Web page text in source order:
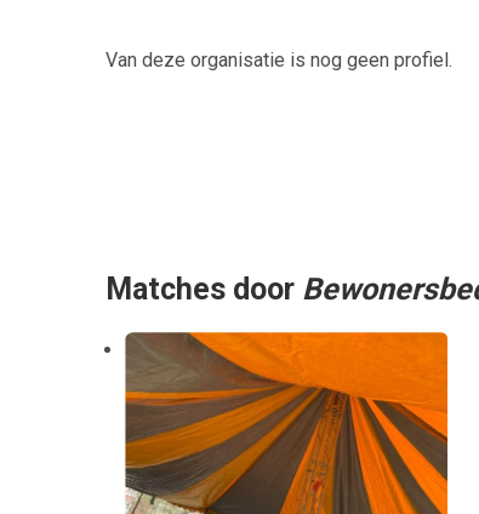
Van deze organisatie is nog geen profiel.
Matches door